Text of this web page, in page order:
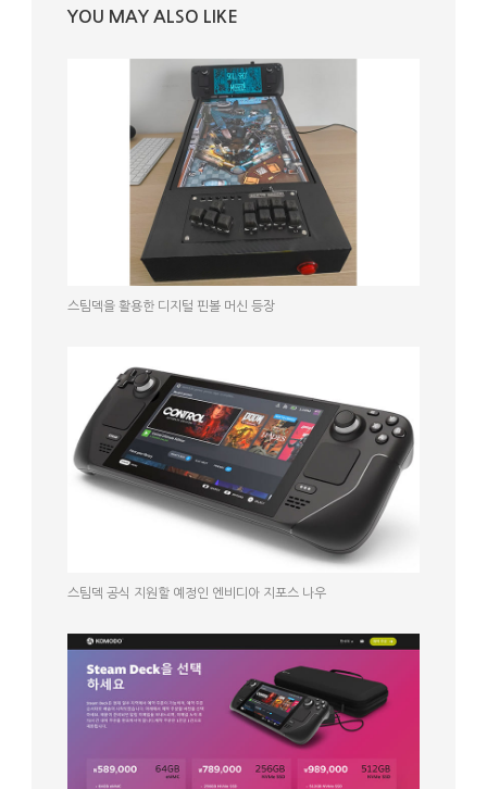
YOU MAY ALSO LIKE
스팀덱을 활용한 디지털 핀볼 머신 등장
스팀덱 공식 지원할 예정인 엔비디아 지포스 나우